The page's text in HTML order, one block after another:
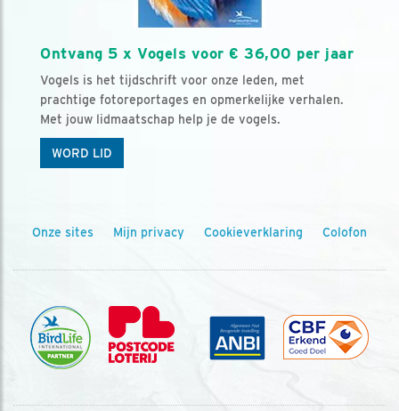
Ontvang 5 x Vogels voor € 36,00 per jaar
Vogels is het tijdschrift voor onze leden, met
prachtige fotoreportages en opmerkelijke verhalen.
Met jouw lidmaatschap help je de vogels.
WORD LID
Onze sites Mijn privacy Cookieverklaring Colofon